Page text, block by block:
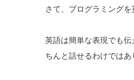
さて、プログラミングを
英語は簡単な表現でも
ちんと話せるわけでは